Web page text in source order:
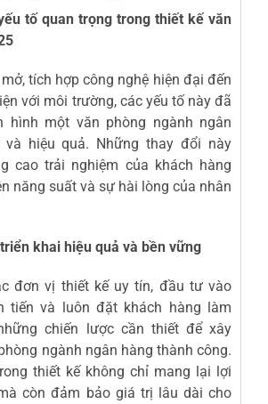
tố quan trọng trong thiết kế văn
tích hợp công nghệ hiện đại đến
với môi trường, các yếu tố này đã
hình một văn phòng ngành ngân
và hiệu quả. Những thay đổi này
cao trải nghiệm của khách hàng
năng suất và sự hài lòng của nhân
khai hiệu quả và bền vững
đơn vị thiết kế uy tín, đầu tư vào
tiến và luôn đặt khách hàng làm
chiến lược cần thiết để xây
ngành ngân hàng thành công.
thiết kế không chỉ mang lại lợi
còn đảm bảo giá trị lâu dài cho